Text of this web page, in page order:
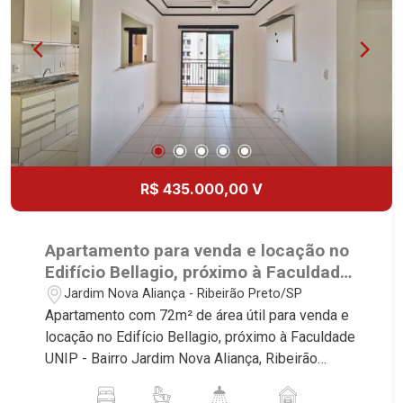
R$ 435.000,00 V
Apartamento para venda e locação no
Edifício Bellagio, próximo à Faculdade
UNIP - Ribeirão Preto/SP.
Jardim Nova Aliança - Ribeirão Preto/SP
Apartamento com 72m² de área útil para venda e
locação no Edifício Bellagio, próximo à Faculdade
UNIP - Bairro Jardim Nova Aliança, Ribeirão